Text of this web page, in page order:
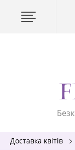
Доставка квітів